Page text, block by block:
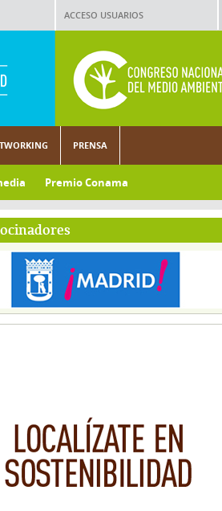
ACCESO USUARIOS
PRENSA
Premio Conama